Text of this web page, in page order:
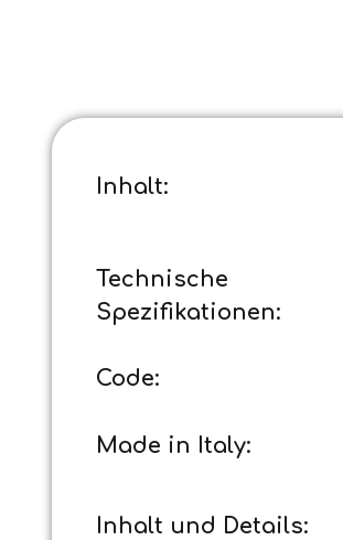
Inhalt:
Technische
Spezifikationen:
Code:
Made in Italy:
Inhalt und Details: